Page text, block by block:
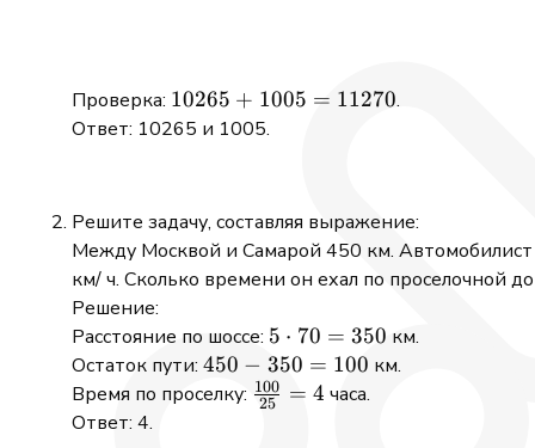
Проверка: 10265
+
10265 + 1005 = 11270.
Ответ: 10265 и 1005.
Решите задачу, составляя выражение:
Между Москвой и Самарой 450 км. Автомобилист
км/ ч. Сколько времени он ехал по проселочной
Решение:
Расстояние по шоссе: 5
\cdot
70 =
350
5 ⋅ 70 = 350 км.
Остаток пути: 450
-
450 − 350 = 100 км.
Время по проселку: \frac{100}
25
100 = 4 часа.
Ответ: 4.